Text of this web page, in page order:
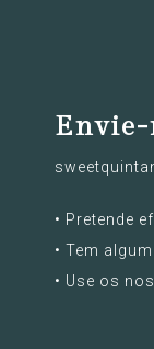
Envie-
• Pretende
• Tem
• Use os